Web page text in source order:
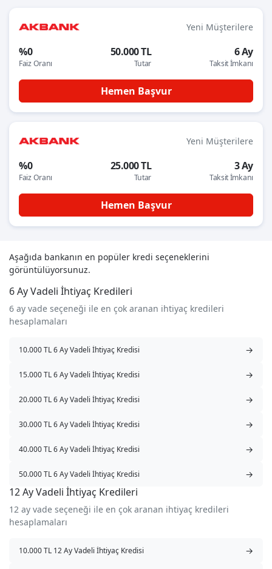
Yeni Müşterilere
%0
Faiz Oranı
50.000 TL
Tutar
6 Ay
Taksit İmkanı
Hemen Başvur
Yeni Müşterilere
%0
Faiz Oranı
25.000 TL
Tutar
3 Ay
Taksit İmkanı
Hemen Başvur
Aşağıda bankanın en popüler kredi seçeneklerini
görüntülüyorsunuz.
6 Ay Vadeli İhtiyaç Kredileri
6 ay vade seçeneği ile en çok aranan ihtiyaç kredileri
hesaplamaları
10.000 TL 6 Ay Vadeli İhtiyaç Kredisi →
15.000 TL 6 Ay Vadeli İhtiyaç Kredisi →
20.000 TL 6 Ay Vadeli İhtiyaç Kredisi →
30.000 TL 6 Ay Vadeli İhtiyaç Kredisi →
40.000 TL 6 Ay Vadeli İhtiyaç Kredisi →
50.000 TL 6 Ay Vadeli İhtiyaç Kredisi →
12 Ay Vadeli İhtiyaç Kredileri
12 ay vade seçeneği ile en çok aranan ihtiyaç kredileri
hesaplamaları
10.000 TL 12 Ay Vadeli İhtiyaç Kredisi →